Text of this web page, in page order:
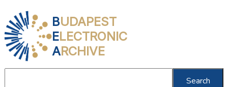
BUDAPEST
ELECTRONIC
ARCHIVE
Search